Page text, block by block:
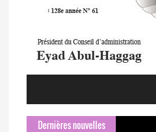
Dernières nouvelles